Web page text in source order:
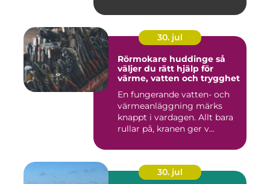
30. jul
Rörmokare huddinge så
väljer du rätt hjälp för
värme, vatten och trygghet
En fungerande vatten- och
värmeanläggning märks
knappt i vardagen. Allt bara
rullar på, kranen ger v...
30. jul